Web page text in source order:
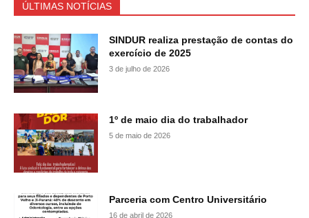
ÚLTIMAS NOTÍCIAS
SINDUR realiza prestação de contas do
exercício de 2025
3 de julho de 2026
1º de maio dia do trabalhador
5 de maio de 2026
Parceria com Centro Universitário
16 de abril de 2026